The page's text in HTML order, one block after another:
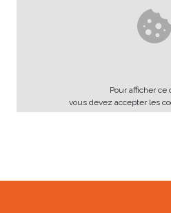
Pour afficher ce
vous devez accepter les